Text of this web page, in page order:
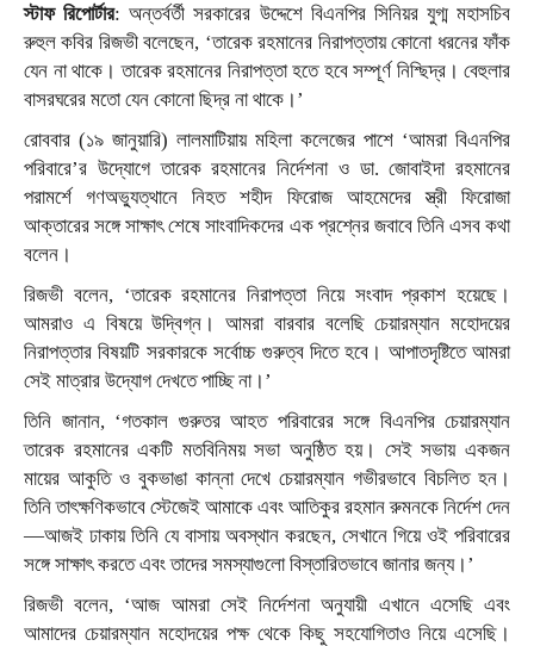
স্টাফ রিপোর্টার: অন্তর্বর্তী সরকারের উদ্দেশে বিএনপির সিনিয়র যুগ্ম মহাসচিব
রুহুল কবির রিজভী বলেছেন, ‘তারেক রহমানের নিরাপত্তায় কোনো ধরনের ফাঁক
যেন না থাকে। তারেক রহমানের নিরাপত্তা হতে হবে সম্পূর্ণ নিশ্ছিদ্র। বেহুলার
বাসরঘরের মতো যেন কোনো ছিদ্র না থাকে।’
রোববার (১৯ জানুয়ারি) লালমাটিয়ায় মহিলা কলেজের পাশে ‘আমরা বিএনপির
পরিবারে’র উদ্যোগে তারেক রহমানের নির্দেশনা ও ডা. জোবাইদা রহমানের
পরামর্শে গণঅভ্যুত্থানে নিহত শহীদ ফিরোজ আহমেদের স্ত্রী ফিরোজা
আক্তারের সঙ্গে সাক্ষাৎ শেষে সাংবাদিকদের এক প্রশ্নের জবাবে তিনি এসব কথা
বলেন।
রিজভী বলেন, ‘তারেক রহমানের নিরাপত্তা নিয়ে সংবাদ প্রকাশ হয়েছে।
আমরাও এ বিষয়ে উদ্বিগ্ন। আমরা বারবার বলেছি চেয়ারম্যান মহোদয়ের
নিরাপত্তার বিষয়টি সরকারকে সর্বোচ্চ গুরুত্ব দিতে হবে। আপাতদৃষ্টিতে আমরা
সেই মাত্রার উদ্যোগ দেখতে পাচ্ছি না।’
তিনি জানান, ‘গতকাল গুরুতর আহত পরিবারের সঙ্গে বিএনপির চেয়ারম্যান
তারেক রহমানের একটি মতবিনিময় সভা অনুষ্ঠিত হয়। সেই সভায় একজন
মায়ের আকুতি ও বুকভাঙা কান্না দেখে চেয়ারম্যান গভীরভাবে বিচলিত হন।
তিনি তাৎক্ষণিকভাবে স্টেজেই আমাকে এবং আতিকুর রহমান রুমনকে নির্দেশ দেন
—আজই ঢাকায় তিনি যে বাসায় অবস্থান করছেন, সেখানে গিয়ে ওই পরিবারের
সঙ্গে সাক্ষাৎ করতে এবং তাদের সমস্যাগুলো বিস্তারিতভাবে জানার জন্য।’
রিজভী বলেন, ‘আজ আমরা সেই নির্দেশনা অনুযায়ী এখানে এসেছি এবং
আমাদের চেয়ারম্যান মহোদয়ের পক্ষ থেকে কিছু সহযোগিতাও নিয়ে এসেছি।